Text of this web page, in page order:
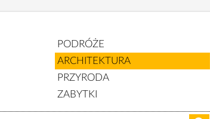
PODRÓŻE
ARCHITEKTURA
PRZYRODA
ZABYTKI